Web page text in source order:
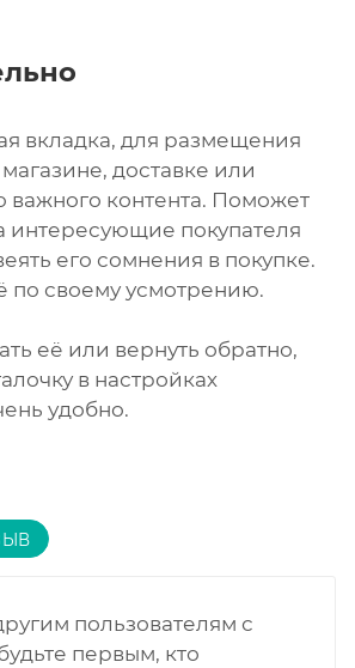
вкладка, для размещения
доставке или
важного контента. Поможет
интересующие покупателя
его сомнения в покупке.
по своему усмотрению.
её или вернуть обратно,
в настройках
удобно.
пользователям с
первым, кто